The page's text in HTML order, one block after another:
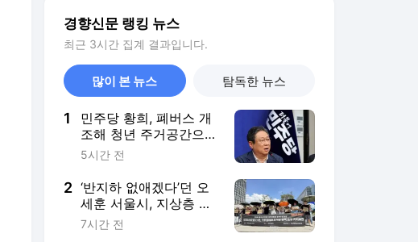
경향신문 랭킹 뉴스
최근 3시간 집계 결과입니다.
많이 본 뉴스 탐독한 뉴스
1
민주당 황희, 폐버스 개
조해 청년 주거공간으로
쓰자며 ‘버스하우스’ 제
욕”
5시간 전
2 ‘반지하 없애겠다’던 오
세훈 서울시, 지상층 이
주 지원은 ‘찔끔’···“매입
7시간 전